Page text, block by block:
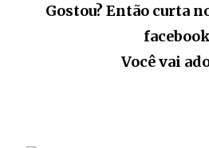
Gostou? Então curta
Você vai